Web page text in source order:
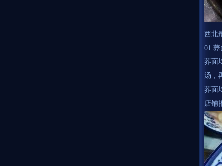
西北
01.荞
荞面
汤，
荞面
店铺